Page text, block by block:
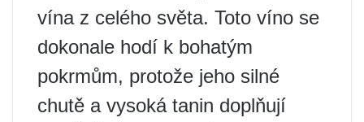
vína z celého světa. Toto víno se
dokonale hodí k bohatým
pokrmům, protože jeho silné
chutě a vysoká tanin doplňují